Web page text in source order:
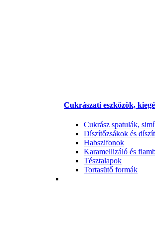
Cukrászati eszközök,
Cukrász spatulák,
Díszítőzsákok és
Habszifonok
Karamellizáló és
Tésztalapok
Tortasütő formák